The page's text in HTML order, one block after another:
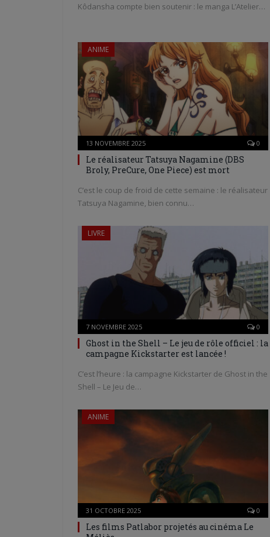
Kôdansha compte bien soutenir : le manga L’Atelier…
ANIME
13 NOVEMBRE 2025 0
Le réalisateur Tatsuya Nagamine (DBS
Broly, PreCure, One Piece) est mort
C’est le coup de froid de cette semaine : le réalisateur
Tatsuya Nagamine, bien connu…
LIVRE
7 NOVEMBRE 2025 0
Ghost in the Shell – Le jeu de rôle officiel : la
campagne Kickstarter est lancée !
C’est l’heure : la campagne Kickstarter de Ghost in the
Shell – Le Jeu de…
ANIME
31 OCTOBRE 2025 0
Les films Patlabor projetés au cinéma Le